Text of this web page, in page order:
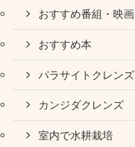
おすすめ番組・映画
おすすめ本
パラサイトクレンズ
カンジダクレンズ
室内で水耕栽培